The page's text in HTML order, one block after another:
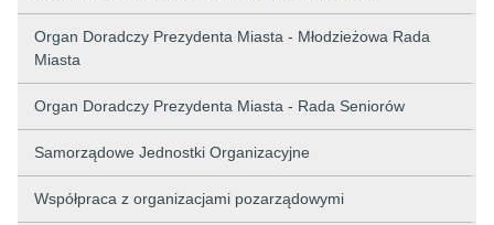
Organ Doradczy Prezydenta Miasta - Młodzieżowa Rada
Miasta
Organ Doradczy Prezydenta Miasta - Rada Seniorów
Samorządowe Jednostki Organizacyjne
Współpraca z organizacjami pozarządowymi